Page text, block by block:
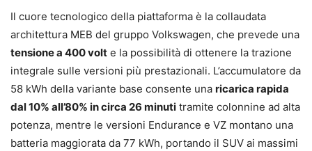
Il cuore tecnologico della piattaforma è la collaudata
architettura MEB del gruppo Volkswagen, che prevede una
tensione a 400 volt e la possibilità di ottenere la trazione
integrale sulle versioni più prestazionali. L’accumulatore da
58 kWh della variante base consente una ricarica rapida
dal 10% all’80% in circa 26 minuti tramite colonnine ad alta
potenza, mentre le versioni Endurance e VZ montano una
batteria maggiorata da 77 kWh, portando il SUV ai massimi